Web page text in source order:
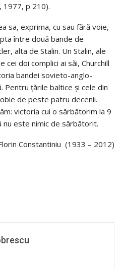
1977, p 210).
sa, exprima, cu sau fără voie,
între două bande de
alta de Stalin. Un Stalin, ale
doi complici ai săi, Churchill
bandei sovieto-anglo-
Pentru țările baltice și cele din
de peste patru decenii.
victoria cui o sărbătorim la 9
nu este nimic de sărbătorit.
Constantiniu (1933 – 2012)